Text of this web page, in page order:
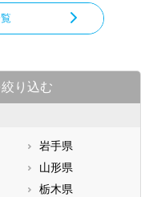
り込む
岩手県
山形県
栃木県